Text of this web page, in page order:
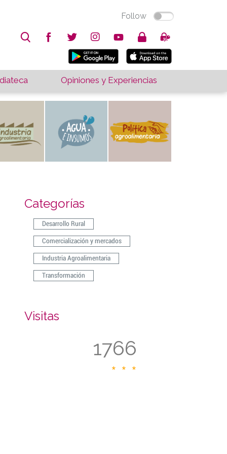
Follow
Opiniones y Experiencias
Categorías
Desarrollo Rural
Comercialización y mercados
Industria Agroalimentaria
Transformación
Visitas
1766
* * *